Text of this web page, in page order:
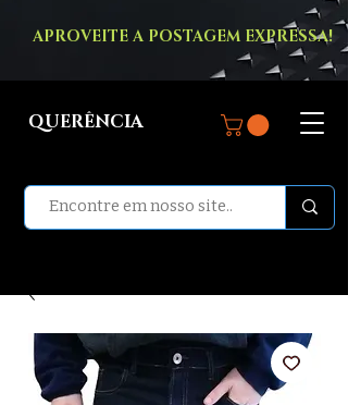
APROVEITE A POSTAGEM EXPRESSA!
QUERÊNCIA